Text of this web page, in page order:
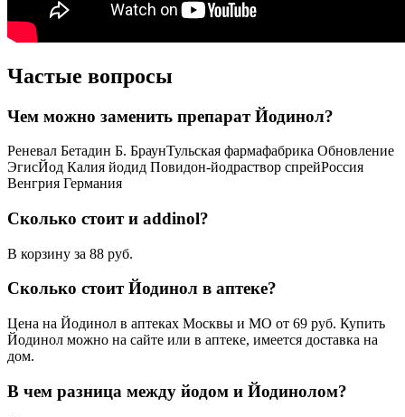
Частые вопросы
Чем можно заменить препарат Йодинол?
Реневал Бетадин Б. БраунТульская фармафабрика Обновление
ЭгисЙод Калия йодид Повидон-йодраствор спрейРоссия
Венгрия Германия
Сколько стоит и addinol?
В корзину за 88 руб.
Сколько стоит Йодинол в аптеке?
Цена на Йодинол в аптеках Москвы и МО от 69 руб. Купить
Йодинол можно на сайте или в аптеке, имеется доставка на
дом.
В чем разница между йодом и Йодинолом?